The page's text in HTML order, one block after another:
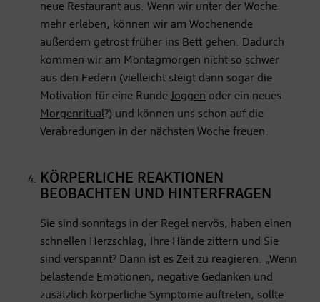
neue Restaurant aus. Wenn wir unter der Woche
mehr erleben, können wir am Wochenende
außerdem getrost früher ins Bett gehen. Dadurch
kommen wir am Montagmorgen nicht so schwer
aus den Federn (vielleicht steigt dann sogar die
Motivation für eine Runde Joggen oder ein neues
Morgenritual?) und können uns schon auf die
Verabredungen in der nächsten Woche freuen.
KÖRPERLICHE REAKTIONEN
BEOBACHTEN UND HINTERFRAGEN
Sie sind sonntags in der Regel nervös, haben einen
schnellen Herzschlag, Ihre Hände zittern und Sie
sind verspannt? Dann ist es Zeit zu reagieren. „Wenn
belastende Emotionen, negative Gedanken und
zusätzlich körperliche Symptome auftreten, sollte